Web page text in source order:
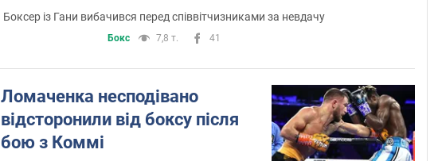
Боксер із Гани вибачився перед співвітчизниками за невдачу
Бокс 7,8 т. 41
Ломаченка несподівано
відсторонили від боксу після
бою з Коммі